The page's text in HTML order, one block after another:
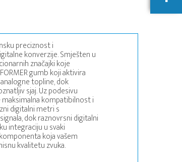
preciznost i
konverzije. Smješten u
značajki koje
gumb koji aktivira
topline, dok
sjaj. Uz podesivu
kompatibilnost i
digitalni metri s
dok raznovrsni digitalni
integraciju u svaki
koja vašem
kvalitetu zvuka.